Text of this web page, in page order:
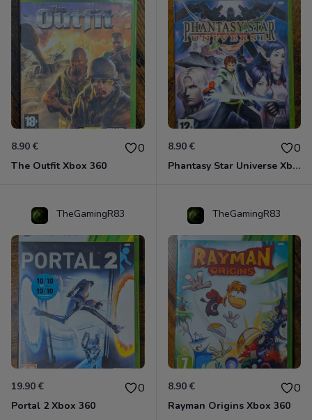
8.90 € 0
The Outfit Xbox 360
8.90 € 0
Phantasy Star Universe Xbox 360
TheGamingR83
19.90 € 0
Portal 2 Xbox 360
TheGamingR83
8.90 € 0
Rayman Origins Xbox 360